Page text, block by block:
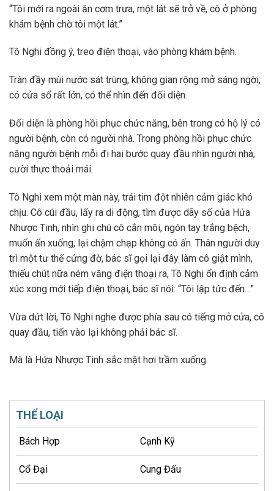
“Tôi mới ra ngoài ăn cơm trưa, một lát sẽ trở về, cô ở phòng
khám bệnh chờ tôi một lát.”
Tô Nghi đồng ý, treo điện thoại, vào phòng khám bệnh.
Tràn đầy mùi nước sát trùng, không gian rộng mở sáng ngời,
có cửa sổ rất lớn, có thể nhìn đến đối diện.
Đối diện là phòng hồi phục chức năng, bên trong có hộ lý có
người bệnh, còn có người nhà. Trong phòng hồi phục chức
năng người bệnh mỗi đi hai bước quay đầu nhìn người nhà,
cười thực thoải mái.
Tô Nghi xem một màn này, trái tim đột nhiên cảm giác khó
chịu. Cô cúi đầu, lấy ra di động, tìm được dãy số của Hứa
Nhược Tinh, nhìn ghi chú cô cắn môi, ngón tay trắng bệch,
muốn ấn xuống, lại chậm chạp không có ấn. Thân người duy
trì một tư thế cứng đờ, bác sĩ gọi lại đây làm cô giật mình,
thiếu chút nữa ném văng điện thoại ra, Tô Nghi ổn định cảm
xúc xong mới tiếp điện thoại, bác sĩ nói: “Tôi lập tức đến…”
Vừa dứt lời, Tô Nghi nghe được phía sau có tiếng mở cửa, cô
quay đầu, tiến vào lại không phải bác sĩ.
Mà là Hứa Nhược Tinh sắc mặt hơi trầm xuống.
THỂ LOẠI
Bách Hợp Cạnh Kỹ
Cổ Đại Cung Đấu